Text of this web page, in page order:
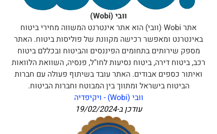
וובי (Wobi)
אתר Wobi (וובי) הוא אתר אינטרנט המשווה מחירי ביטוח
באינטרנט ומאפשר רכישה מקוונת של פוליסות ביטוח. האתר
מספק שירותים בתחומים הפיננסים והביטוח ובכללם ביטוח
רכב, ביטוח דירה, ביטוח נסיעות לחו"ל, פנסיה, השוואת הלוואות
ואיתור כספים אבודים. האתר עובד בשיתוף פעולה עם חברות
הביטוח בישראל ומתווך בין המבוטח וחברות הביטוח.
וובי (Wobi) - ויקיפדיה
עודכן ב-19/02/2024